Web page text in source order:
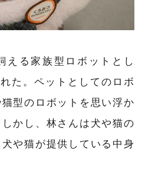
える家族型ロボットとし
た。ペットとしてのロボ
型のロボットを思い浮か
かし、林さんは犬や猫の
や猫が提供している中身